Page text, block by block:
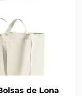
de Lona